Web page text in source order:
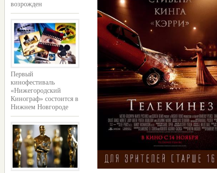
возрожден
Первый
кинофестиваль
«Нижегородский
Кинограф» состоится в
Нижнем Новгороде